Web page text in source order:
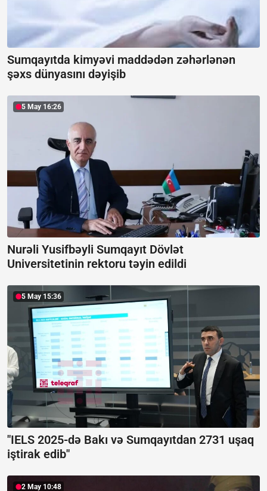
Sumqayıtda kimyəvi maddədən zəhərlənən
şəxs dünyasını dəyişib
5 May 16:26
Nurəli Yusifbəyli Sumqayıt Dövlət
Universitetinin rektoru təyin edildi
5 May 15:36
"IELS 2025-də Bakı və Sumqayıtdan 2731 uşaq
iştirak edib"
2 May 10:48